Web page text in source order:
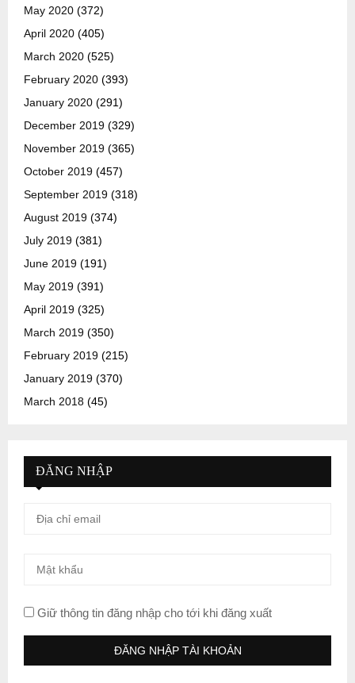
May 2020 (372)
April 2020 (405)
March 2020 (525)
February 2020 (393)
January 2020 (291)
December 2019 (329)
November 2019 (365)
October 2019 (457)
September 2019 (318)
August 2019 (374)
July 2019 (381)
June 2019 (191)
May 2019 (391)
April 2019 (325)
March 2019 (350)
February 2019 (215)
January 2019 (370)
March 2018 (45)
ĐĂNG NHẬP
Giữ thông tin đăng nhập cho tới khi đăng xuất